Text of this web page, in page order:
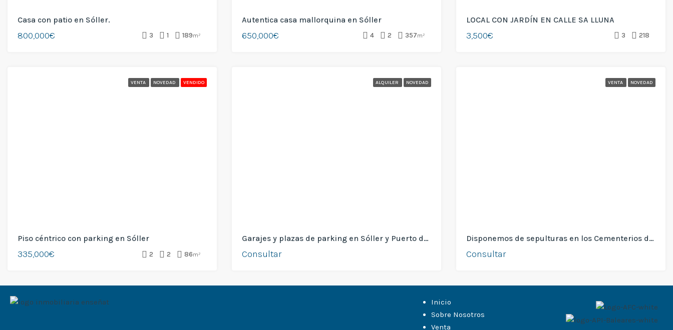
Casa con patio en Sóller.
800,000€ 3 1 189m²
Autentica casa mallorquina en Sóller
650,000€ 4 2 357m²
LOCAL CON JARDÍN EN CALLE SA LLUNA
3,500€ 3 218
VENTA NOVEDAD VENDIDO
Piso céntrico con parking en Sóller
335,000€ 2 2 86m²
ALQUILER NOVEDAD
Garajes y plazas de parking en Sóller y Puerto de Sóller
Consultar
VENTA NOVEDAD
Disponemos de sepulturas en los Cementerios de Sóller y Fornalutx
Consultar
Inicio
Sobre Nosotros
Venta